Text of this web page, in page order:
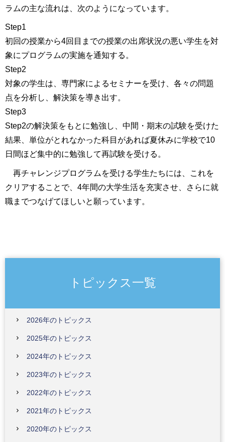
ラムの主な流れは、次のようになっています。
Step1
初回の授業から4回目までの授業の出席状況の悪い学生を対
象にプログラムの実施を通知する。
Step2
対象の学生は、専門家によるセミナーを受け、各々の問題
点を分析し、解決策を導き出す。
Step3
Step2の解決策をもとに勉強し、中間・期末の試験を受けた
結果、単位がとれなかった科目があれば夏休みに学校で10
日間ほど集中的に勉強して再試験を受ける。
再チャレンジプログラムを受ける学生たちには、これを
クリアすることで、4年間の大学生活を充実させ、さらに就
職までつなげてほしいと願っています。
トピックス一覧
2026年のトピックス
2025年のトピックス
2024年のトピックス
2023年のトピックス
2022年のトピックス
2021年のトピックス
2020年のトピックス